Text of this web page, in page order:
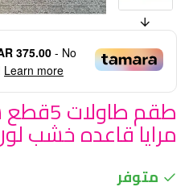
375.00- No
Learn more
طقم
مرايا قاعده خشب
متوفر